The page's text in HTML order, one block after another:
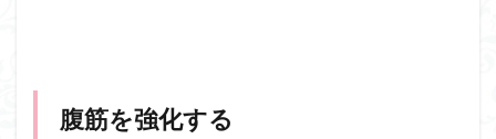
腹筋を強化する